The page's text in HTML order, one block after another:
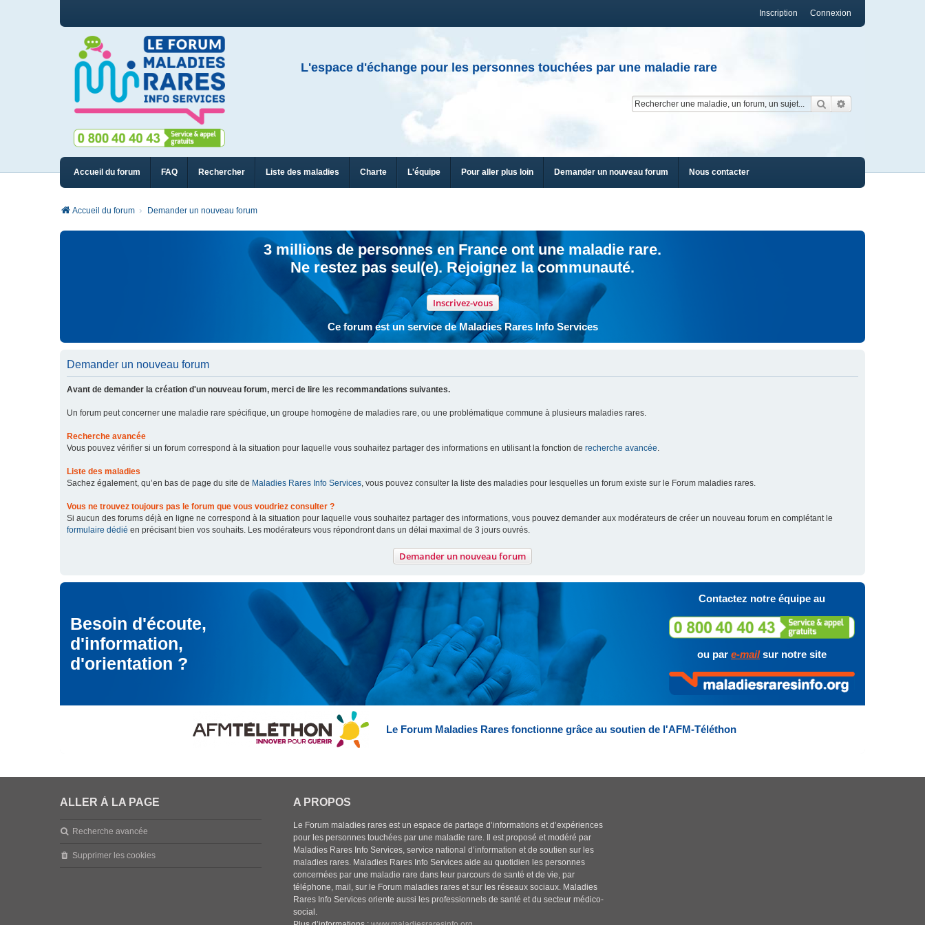
Connexion
Inscription
L'espace d'échange pour les personnes touchées par une maladie rare
Rechercher
Accueil du forum FAQ Rechercher Liste des maladies Charte L'équipe Pour aller plus loin Demander un nouveau forum Nous contacter
Accueil du forum Demander un nouveau forum
3 millions de personnes en France ont une maladie rare.
Ne restez pas seul(e). Rejoignez la communauté.
Inscrivez-vous
Ce forum est un service de Maladies Rares Info Services
Demander un nouveau forum
Avant de demander la création d'un nouveau forum, merci de lire les recommandations suivantes.
Un forum peut concerner une maladie rare spécifique, un groupe homogène de maladies rare, ou une problématique commune à plusieurs maladies rares.
Recherche avancée
Vous pouvez vérifier si un forum correspond à la situation pour laquelle vous souhaitez partager des informations en utilisant la fonction de recherche avancée.
Liste des maladies
Sachez également, qu’en bas de page du site de Maladies Rares Info Services, vous pouvez consulter la liste des maladies pour lesquelles un forum existe sur le Forum maladies rares.
Vous ne trouvez toujours pas le forum que vous voudriez consulter ?
Si aucun des forums déjà en ligne ne correspond à la situation pour laquelle vous souhaitez partager des informations, vous pouvez demander aux modérateurs de créer un nouveau forum en complétant le
formulaire dédié en précisant bien vos souhaits. Les modérateurs vous répondront dans un délai maximal de 3 jours ouvrés.
Demander un nouveau forum
Besoin d'écoute,
d'information,
d'orientation ?
Contactez notre équipe au
ou par e-mailsur notre site
Le Forum Maladies Rares fonctionne grâce au soutien de l'AFM-Téléthon
ALLER À LA PAGE
Recherche avancée
Supprimer les cookies
A PROPOS
Le Forum maladies rares est un espace de partage d’informations et d’expériences
pour les personnes touchées par une maladie rare. Il est proposé et modéré par
Maladies Rares Info Services, service national d’information et de soutien sur les
maladies rares. Maladies Rares Info Services aide au quotidien les personnes
concernées par une maladie rare dans leur parcours de santé et de vie, par
téléphone, mail, sur le Forum maladies rares et sur les réseaux sociaux. Maladies
Rares Info Services oriente aussi les professionnels de santé et du secteur médico-
social.